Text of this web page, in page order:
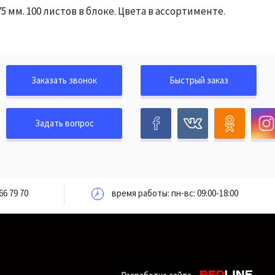
100 листов в блоке. Цвета в ассортименте.
Заказать звонок
Задать вопрос
Быстрый заказ
79 70 время работы: пн-вс: 09:00-18:00